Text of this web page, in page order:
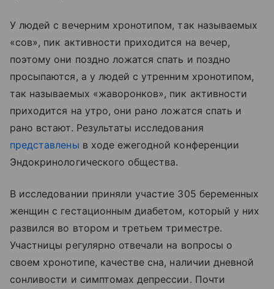
У людей с вечерним хронотипом, так называемых
«сов», пик активности приходится на вечер,
поэтому они поздно ложатся спать и поздно
просыпаются, а у людей с утренним хронотипом,
так называемых «жаворонков», пик активности
приходится на утро, они рано ложатся спать и
рано встают. Результаты исследования
представлены в ходе ежегодной конференции
Эндокринологического общества.
В исследовании приняли участие 305 беременных
женщин с гестационным диабетом, который у них
развился во втором и третьем триместре.
Участницы регулярно отвечали на вопросы о
своем хронотипе, качестве сна, наличии дневной
сонливости и симптомах депрессии. Почти